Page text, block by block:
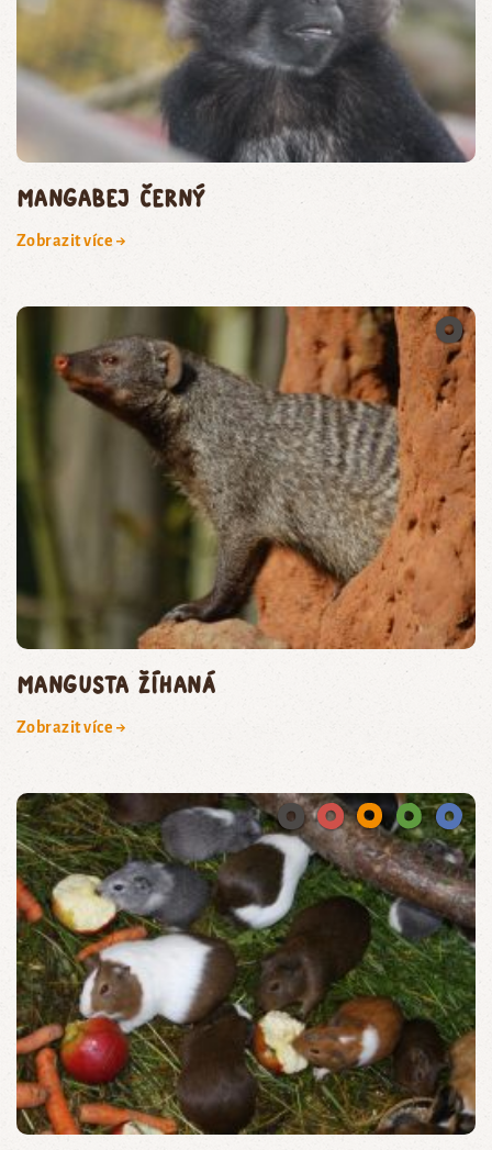
mangabej černý
Zobrazit více →
mangusta žíhaná
Zobrazit více →